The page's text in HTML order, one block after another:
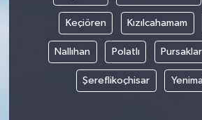
Keçiören Kızılcahamam
Nallıhan Polatlı Pursaklar
Şereflikoçhisar